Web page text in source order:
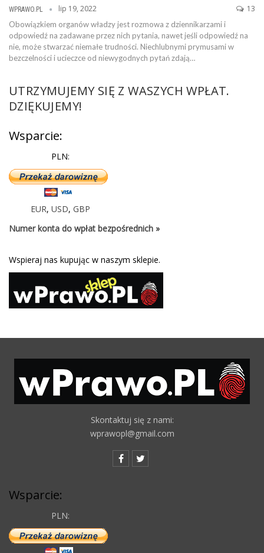
WPRAWO.PL lip 19, 2022 13
Obowiązkiem organów władzy jest rozmowa z dziennikarzami i
odpowiedź na zadawane przez nich pytania, nawet jeśli odpowiedź na
nie, może stwarzać niemałe trudności. Niechlubnymi prymusami w
bezczelności i ucieczce od niewygodnych pytań zdają…
UTRZYMUJEMY SIĘ Z WASZYCH WPŁAT.
DZIĘKUJEMY!
Wsparcie:
PLN:
EUR, USD, GBP
Numer konta do wpłat bezpośrednich »
Wspieraj nas kupując w naszym sklepie.
Skontaktuj się z nami:
wprawopl@gmail.com
Wsparcie:
PLN: